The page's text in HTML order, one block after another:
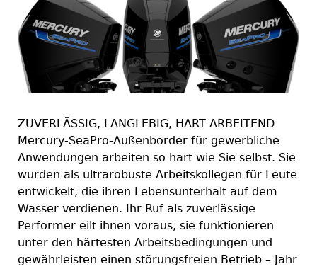
ZUVERLÄSSIG, LANGLEBIG, HART ARBEITEND
Mercury-SeaPro-Außenborder für gewerbliche
Anwendungen arbeiten so hart wie Sie selbst. Sie
wurden als ultrarobuste Arbeitskollegen für Leute
entwickelt, die ihren Lebensunterhalt auf dem
Wasser verdienen. Ihr Ruf als zuverlässige
Performer eilt ihnen voraus, sie funktionieren
unter den härtesten Arbeitsbedingungen und
gewährleisten einen störungsfreien Betrieb – Jahr